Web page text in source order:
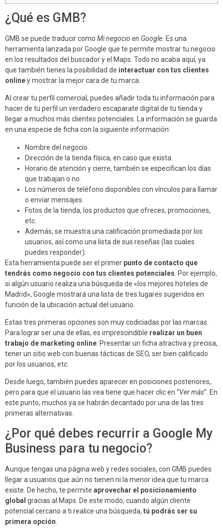
¿Qué es GMB?
GMB se puede traducir como Mi negocio en Google. Es una
herramienta lanzada por Google que te permite mostrar tu negocio
en los resultados del buscador y el Maps. Todo no acaba aquí, ya
que también tienes la posibilidad de interactuar con tus clientes
onliney mostrar la mejor cara de tu marca.
Al crear tu perfil comercial, puedes añadir toda tu información para
hacer de tu perfil un verdadero escaparate digital de tu tienda y
llegar a muchos más clientes potenciales. La información se guarda
en una especie de ficha con la siguiente información:
Nombre del negocio.
Dirección de la tienda física, en caso que exista.
Horario de atención y cierre, también se especifican los días
que trabajan o no.
Los números de teléfono disponibles con vínculos para llamar
o enviar mensajes.
Fotos de la tienda, los productos que ofreces, promociones,
etc.
Además, se muestra una calificación promediada por los
usuarios, así como una lista de sus reseñas (las cuales
puedes responder).
Esta herramienta puede ser el primer punto de contacto que
tendrás como negocio con tus clientes potenciales . Por ejemplo,
si algún usuario realiza una búsqueda de «los mejores hoteles de
Madrid», Google mostrará una lista de tres lugares sugeridos en
función de la ubicación actual del usuario.
Estas tres primeras opciones son muy codiciadas por las marcas.
Para lograr ser una de ellas, es imprescindible realizar un buen
trabajo de marketing online: Presentar un ficha atractiva y precisa,
tener un sitio web con buenas tácticas de SEO, ser bien calificado
por los usuarios, etc.
Desde luego, también puedes aparecer en posiciones posteriores,
pero para que el usuario las vea tiene que hacer clic en “Ver más”. En
este punto, muchos ya se habrán decantado por una de las tres
primeras alternativas.
¿Por qué debes recurrir a Google My
Business para tu negocio?
Aunque tengas una página web y redes sociales, con GMB puedes
llegar a usuarios que aún no tienen ni la menor idea que tu marca
existe. De hecho, te permite aprovechar el posicionamiento
global gracias al Maps. De este modo, cuando algún cliente
potencial cercano a ti realice una búsqueda, tú podrás ser su
primera opción